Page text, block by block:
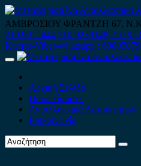
Skip
to
content
ΑΜΒΡΟΣΙΟΥ ΦΡΑΝΤΖΗ 67,
210 9012444 210 9239148 210
Κινητό-Viber-whatsapp :
Primary
Αρχική Σελίδα
Ποιοί είμαστε
Ανταλλακτικά Αυτοκινήτων
Επικοινωνία